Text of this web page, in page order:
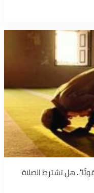
هل تشترط الصلاة